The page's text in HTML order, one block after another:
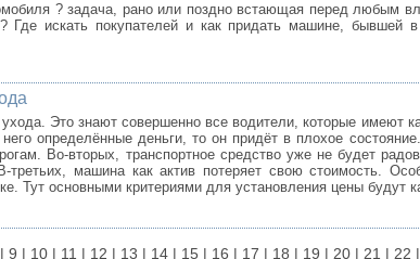
? задача, рано или поздно встающая перед любым
Где искать покупателей и как придать машине, бывшей
Это знают совершенно все водители, которые имеют
определённые деньги, то он придёт в плохое
Во-вторых, транспортное средство уже не будет
третьих, машина как актив потеряет свою стоимость.
Тут основными критериями для установления цены будут
| 9 | 10 | 11 | 12 | 13 | 14 | 15 | 16 | 17 | 18 | 19 | 20 | 21 | 22 |